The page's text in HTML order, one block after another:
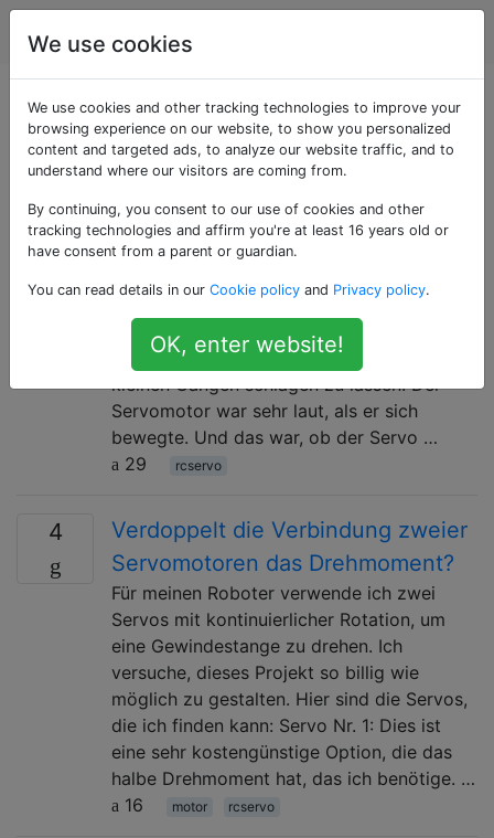
Robotik
Als «rcservo»
getaggte Fragen
1 Warum sind Servomotoren so laut?
Ich arbeitete an einem Projekt, um aus
Vogel ein Nachtlicht am Bett zu machen.
Ich machte einen Mechanismus, um die
Flügel mit einem Servomotor und einigen
kleinen Gängen schlagen zu lassen. Der
Servomotor war sehr laut, als er sich
bewegte. Und das war, ob der Servo …
29
rcservo
4
Verdoppelt die Verbindung zweier
Servomotoren das Drehmoment?
Für meinen Roboter verwende ich zwei
Servos mit kontinuierlicher Rotation, um
eine Gewindestange zu drehen. Ich
versuche, dieses Projekt so billig wie
möglich zu gestalten. Hier sind die Servos,
die ich finden kann: Servo Nr. 1: Dies ist
eine sehr kostengünstige Option, die das
halbe Drehmoment hat, das ich benötige. …
16
motor rcservo
We use cookies
We use cookies and other tracking technologies to improve your
browsing experience on our website, to show you personalized
content and targeted ads, to analyze our website traffic, and to
understand where our visitors are coming from.
By continuing, you consent to our use of cookies and other
tracking technologies and affirm you're at least 16 years old or
have consent from a parent or guardian.
You can read details in our Cookie policy and Privacy policy.
OK, enter website!